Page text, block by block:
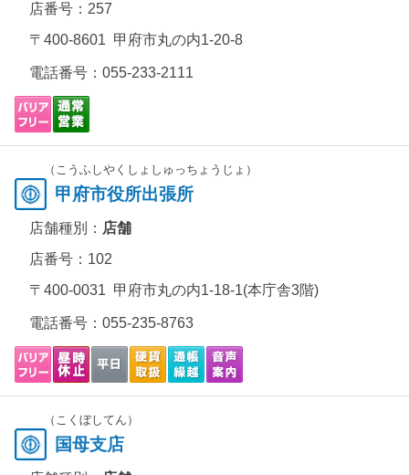
店番号：257
〒400-8601 甲府市丸の内1-20-8
電話番号： 055-233-2111
（こうふしやくしょしゅっちょうじょ）
甲府市役所出張所
店舗種別： 店舗
店番号：102
〒400-0031 甲府市丸の内1-18-1(本庁舎3階)
電話番号： 055-235-8763
（こくぼしてん）
国母支店